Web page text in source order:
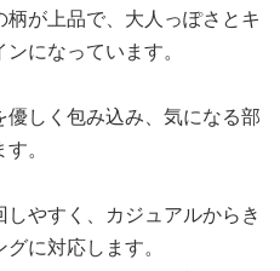
が上品で、大人っぽさとキ
になっています。
しく包み込み、気になる部
。
やすく、カジュアルからき
に対応します。